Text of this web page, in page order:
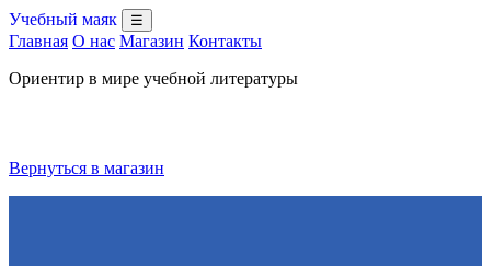
Учебный маяк ☰
Главная О нас Магазин Контакты
Ориентир в мире учебной литературы
Вернуться в магазин